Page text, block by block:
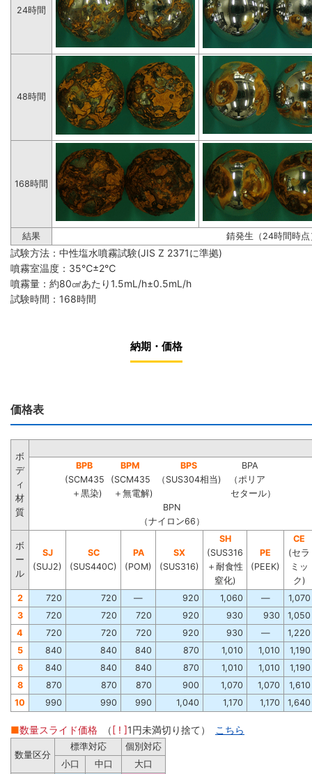
24時間
48時間
168時間
結果 錆発生（24時間時点
試験方法：中性塩水噴霧試験(JIS Z 2371に準拠)
噴霧室温度：35℃±2℃
噴霧量：約80㎠あたり1.5mL/h±0.5mL/h
試験時間：168時間
納期・価格
価格表
ボ
デ
ィ
材
質
BPB
(SCM435
＋黒染)
BPM
(SCM435
＋無電解)
BPS
（SUS304相当)
BPA
（ポリア
セタール）
BPN
（ナイロン66）
ボ
ー
ル
SJ
(SUJ2)
SC
(SUS440C)
PA
(POM)
SX
(SUS316)
SH
(SUS316
＋耐食性
窒化)
PE
(PEEK)
CE
(セラ
ミッ
ク)
2
720 720 ― 920 1,060 ―
1,070
3
720 720 720 920 930 930
1,050
4
720 720 720 920 930 ―
1,220
5
840 840 840 870 1,010 1,010
1,190
6
840 840 840 870 1,010 1,010
1,190
8
870 870 870 900 1,070 1,070
1,610
10
990 990 990 1,040 1,170 1,170 1,640
■数量スライド価格 （[ ! ]1円未満切り捨て） こちら
数量区分
標準対応
個別対応
小口
中口
大口